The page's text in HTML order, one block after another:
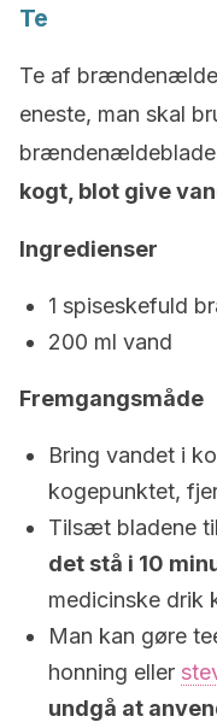
Te
Te af
eneste, man skal
kogt, blot give
Ingredienser
1 spiseskefuld
200 ml vand
Fremgangsmåde
Bring vandet i
kogepunktet,
Tilsæt bladene
det stå i 10
medicinske drik
Man kan gøre
honning eller
undgå at